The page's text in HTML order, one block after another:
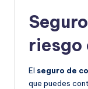
riesgo
El seguro de
que puedes